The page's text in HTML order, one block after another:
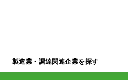
製造業・調達関連企業を探す